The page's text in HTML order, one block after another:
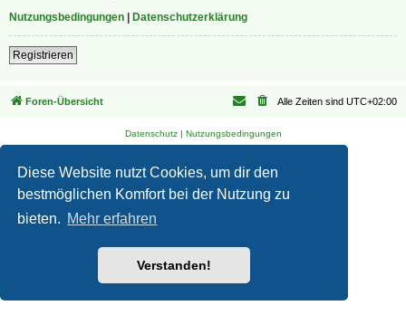
Diese Website nutzt Cookies, um dir den
bestmöglichen Komfort bei der Nutzung zu
bieten. Mehr erfahren
Verstanden!
Nutzungsbedingungen
Datenschutzerklärung
Registrieren
Foren-Übersicht Alle Zeiten sind UTC+02:00
Datenschutz| Nutzungsbedingungen